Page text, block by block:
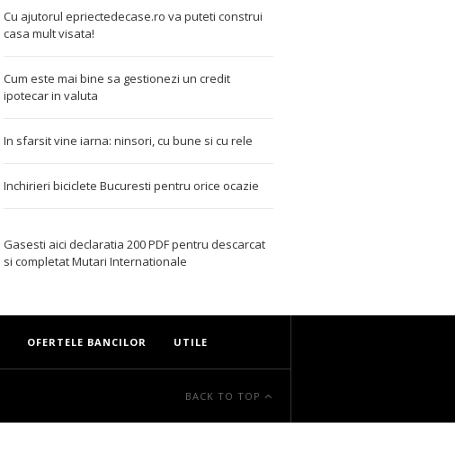
Cu ajutorul epriectedecase.ro va puteti construi
casa mult visata!
Cum este mai bine sa gestionezi un credit
ipotecar in valuta
In sfarsit vine iarna: ninsori, cu bune si cu rele
Inchirieri biciclete Bucuresti pentru orice ocazie
Gasesti aici declaratia 200 PDFpentru descarcat
si completatMutari Internationale
OFERTELE BANCILOR UTILE
BACK TO TOP